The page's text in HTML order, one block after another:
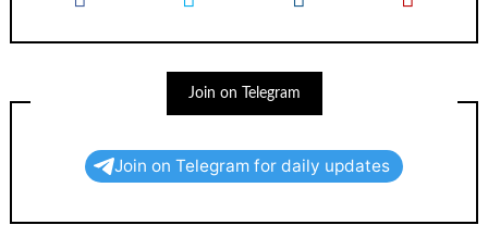
Join on Telegram
Join on Telegram for daily updates